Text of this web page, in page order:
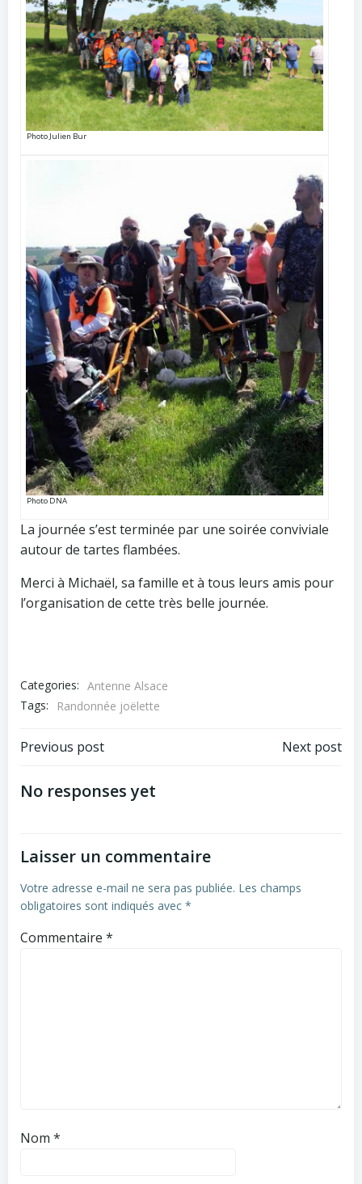
Photo Julien Bur
Photo DNA
La journée s’est terminée par une soirée conviviale
autour de tartes flambées.
Merci à Michaël, sa famille et à tous leurs amis pour
l’organisation de cette très belle journée.
Categories: Antenne Alsace
Tags:
Randonnée joëlette
Post
navigation
Previous post Next post
No responses yet
Laisser un commentaire
Votre adresse e-mail ne sera pas publiée. Les champs
obligatoires sont indiqués avec *
Commentaire *
Nom *